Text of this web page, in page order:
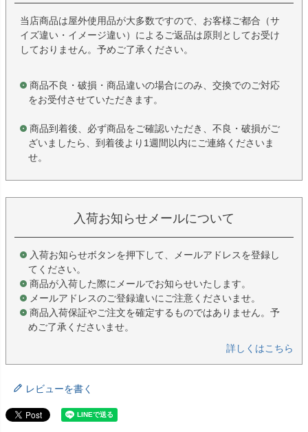
当店商品は屋外使用品が大多数ですので、お客様ご都合（サ
イズ違い・イメージ違い）によるご返品は原則としてお受け
しておりません。予めご了承ください。
商品不良・破損・商品違いの場合にのみ、交換でのご対応
をお受付させていただきます。
商品到着後、必ず商品をご確認いただき、不良・破損がご
ざいましたら、到着後より1週間以内にご連絡くださいま
せ。
入荷お知らせメールについて
入荷お知らせボタンを押下して、メールアドレスを登録し
てください。
商品が入荷した際にメールでお知らせいたします。
メールアドレスのご登録違いにご注意くださいませ。
商品入荷保証やご注文を確定するものではありません。予
めご了承くださいませ。
詳しくはこちら
レビューを書く